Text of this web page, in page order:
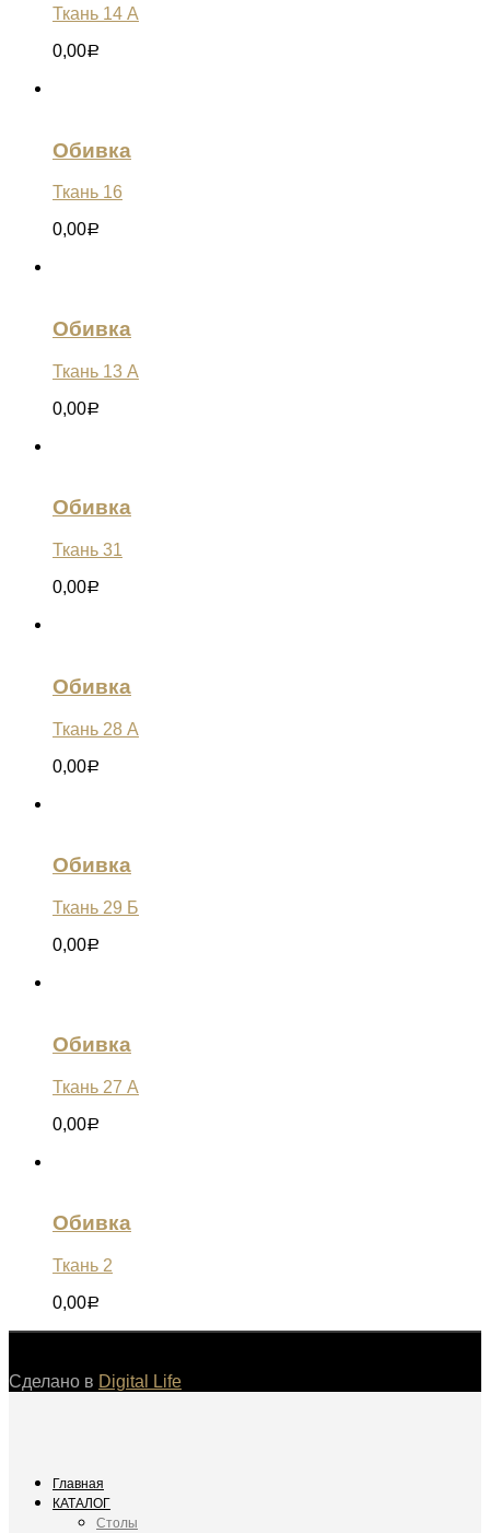
Ткань 14 А
0,00Р
Обивка
Ткань 16
0,00Р
Обивка
Ткань 13 А
0,00Р
Обивка
Ткань 31
0,00Р
Обивка
Ткань 28 А
0,00Р
Обивка
Ткань 29 Б
0,00Р
Обивка
Ткань 27 А
0,00Р
Обивка
Ткань 2
0,00Р
Сделано в Digital Life
Главная
КАТАЛОГ
Столы